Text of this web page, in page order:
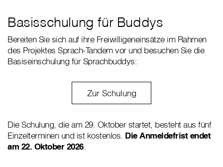
Basisschulung für Buddys
Bereiten Sie sich auf ihre Freiwilligeneinsätze im Rahmen
des Projektes Sprach-Tandem vor und besuchen Sie die
Basiseinschulung für Sprachbuddys:
Zur Schulung
Die Schulung, die am 29. Oktober startet, besteht aus fünf
Einzelterminen und ist kostenlos. Die Anmeldefrist endet
am 22. Oktober 2026.